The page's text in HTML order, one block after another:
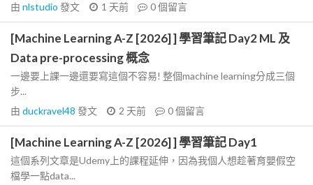
由 nlstudio 發文 1 天前 0個留言
[Machine Learning A-Z [2026] ] 學習筆記 Day2 ML 及
Data pre-processing 概念
一邊要上課一邊還要寫這個不容易! 整個machine learning分成三個
步...
由 duckravel48 發文 2 天前 0個留言
[Machine Learning A-Z [2026] ] 學習筆記 Day1
這個系列文章是Udemy上的課程延伸，因為我個人想趁著育嬰假空
檔學一點data...